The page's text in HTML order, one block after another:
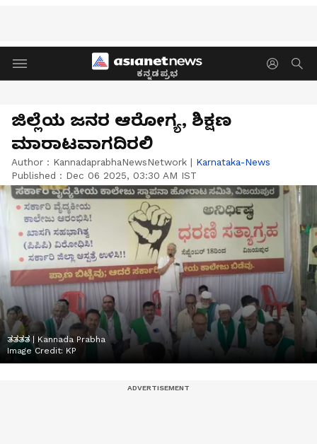
ಕನ್ನಡಪ್ರಭ
ಜಿಲ್ಲೆಯ ಜನರ ಆರೋಗ್ಯ, ಶಿಕ್ಷಣ
ಮಾರಾಟವಾಗದಿರಲಿ
Author : KannadaprabhaNewsNetwork | Karnataka-News
Published : Dec 06 2025, 03:30 AM IST
ತತತತ | Kannada Prabha
Image Credit: KP